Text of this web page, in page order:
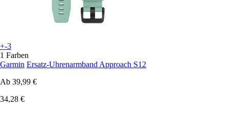
+-3
1 Farben
Garmin Ersatz-Uhrenarmband Approach S12
Ab 39,99 €
34,28 €